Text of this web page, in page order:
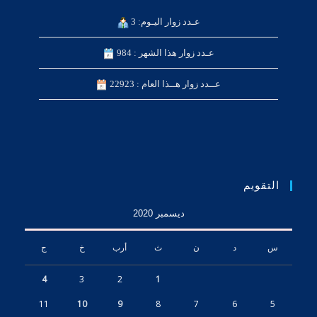
عـدد زوار اليـوم: 3
عـدد زوار هذا الشهر : 984
عــدد زوار هــذا العام : 22923
التقويم
ديسمبر 2020
س د ن ث أرب خ ج
1
2
3
4
5
6
7
8
9
10
11